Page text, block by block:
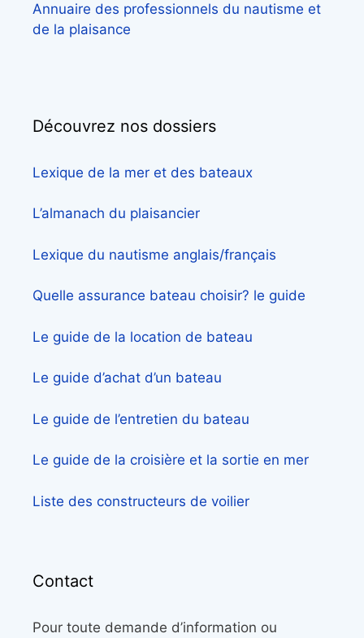
Annuaire des professionnels du nautisme et
de la plaisance
Découvrez nos dossiers
Lexique de la mer et des bateaux
L’almanach du plaisancier
Lexique du nautisme anglais/français
Quelle assurance bateau choisir? le guide
Le guide de la location de bateau
Le guide d’achat d’un bateau
Le guide de l’entretien du bateau
Le guide de la croisière et la sortie en mer
Liste des constructeurs de voilier
Contact
Pour toute demande d’information ou